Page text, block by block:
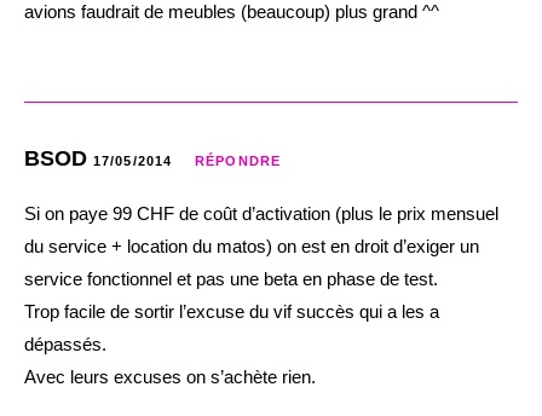
avions faudrait de meubles (beaucoup) plus grand ^^
BSOD 17/05/2014 RÉPONDRE
Si on paye 99 CHF de coût d’activation (plus le prix mensuel
du service + location du matos) on est en droit d’exiger un
service fonctionnel et pas une beta en phase de test.
Trop facile de sortir l’excuse du vif succès qui a les a
dépassés.
Avec leurs excuses on s’achète rien.